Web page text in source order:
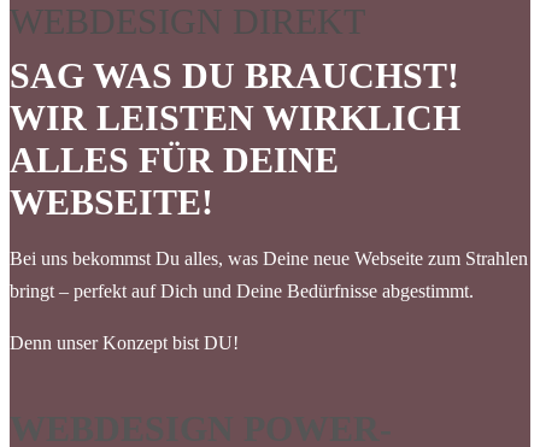
WEBDESIGN DIREKT
SAG WAS DU BRAUCHST!
WIR LEISTEN WIRKLICH
ALLES FÜR DEINE
WEBSEITE!
Bei uns bekommst Du alles, was Deine neue Webseite zum Strahlen
bringt – perfekt auf Dich und Deine Bedürfnisse abgestimmt.
Denn unser Konzept bist DU!
WEBDESIGN POWER-